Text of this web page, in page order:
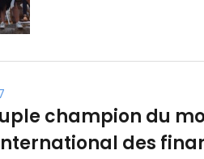
champion du
des